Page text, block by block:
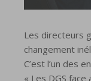
Les directeurs
changement
C’est l’un des
« Les DGS